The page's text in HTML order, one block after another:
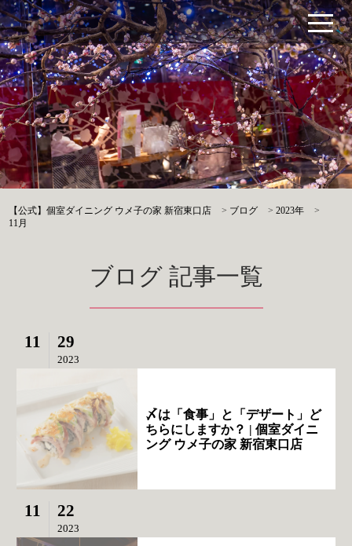
【公式】個室ダイニング ウメ子の家 新宿東口店 > ブログ >2023年
>
11月
ブログ 記事一覧
11 29
2023
〆は「食事」と「デザート」ど
ちらにしますか？ | 個室ダイニ
ング ウメ子の家 新宿東口店
11 22
2023